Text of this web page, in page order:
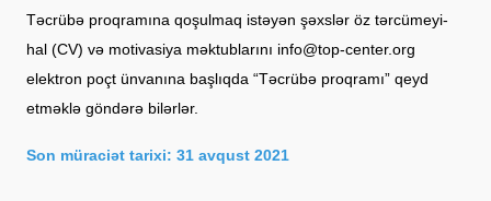
Təcrübə proqramına qoşulmaq istəyən şəxslər öz tərcümeyi-
hal (CV) və motivasiya məktublarını info@top-center.org
elektron poçt ünvanına başlıqda “Təcrübə proqramı” qeyd
etməklə göndərə bilərlər.
Son müraciət tarixi: 31 avqust 2021